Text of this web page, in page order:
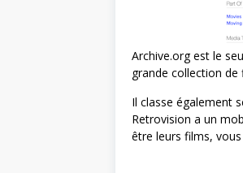
Archive.org est le
grande collection
Il classe également
Retrovision a un
être leurs films,